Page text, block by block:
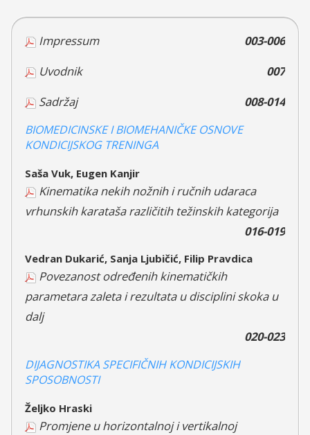
Impressum
003-006
Uvodnik
007
Sadržaj
008-014
BIOMEDICINSKE I BIOMEHANIČKE OSNOVE
KONDICIJSKOG TRENINGA
Saša Vuk, Eugen Kanjir
Kinematika nekih nožnih i ručnih udaraca
vrhunskih karataša različitih težinskih kategorija
016-019
Vedran Dukarić, Sanja Ljubičić, Filip Pravdica
Povezanost određenih kinematičkih
parametara zaleta i rezultata u disciplini skoka u
dalj
020-023
DIJAGNOSTIKA SPECIFIČNIH KONDICIJSKIH
SPOSOBNOSTI
Željko Hraski
Promjene u horizontalnoj i vertikalnoj